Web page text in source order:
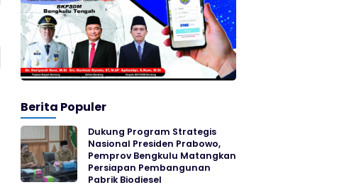
Berita Populer
Dukung Program Strategis
Nasional Presiden Prabowo,
Pemprov Bengkulu Matangkan
Persiapan Pembangunan
Pabrik Biodiesel